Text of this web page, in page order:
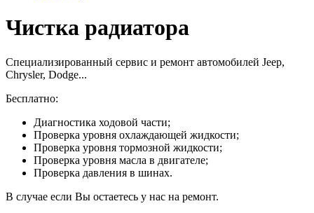
Чистка радиатора
Специализированный сервис и ремонт автомобилей Jeep,
Chrysler, Dodge...
Бесплатно:
Диагностика ходовой части;
Проверка уровня охлаждающей жидкости;
Проверка уровня тормозной жидкости;
Проверка уровня масла в двигателе;
Проверка давления в шинах.
В случае если Вы остаетесь у нас на ремонт.